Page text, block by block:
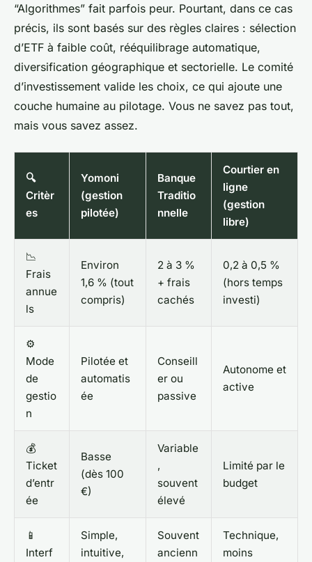
“Algorithmes” fait parfois peur. Pourtant, dans ce cas
précis, ils sont basés sur des règles claires : sélection
d’ETF à faible coût, rééquilibrage automatique,
diversification géographique et sectorielle. Le comité
d’investissement valide les choix, ce qui ajoute une
couche humaine au pilotage. Vous ne savez pas tout,
mais vous savez assez.
🔍
Critèr
es
Yomoni
(gestion
pilotée)
Banque
Traditio
nnelle
Courtier en
ligne
(gestion
libre)
📉
Frais
annue
ls
Environ
1,6 % (tout
compris)
2 à 3 %
+ frais
cachés
0,2 à 0,5 %
(hors temps
investi)
⚙️
Mode
de
gestio
n
Pilotée et
automatis
ée
Conseill
er ou
passive
Autonome et
active
💰
Ticket
d’entr
ée
Basse
(dès 100
€)
Variable
,
souvent
élevé
Limité par le
budget
📱
Interf
Simple,
intuitive,
Souvent
ancienn
Technique,
moins